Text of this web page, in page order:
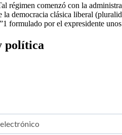
régimen comenzó con la
democracia clásica liberal
por el expresidente unos
política